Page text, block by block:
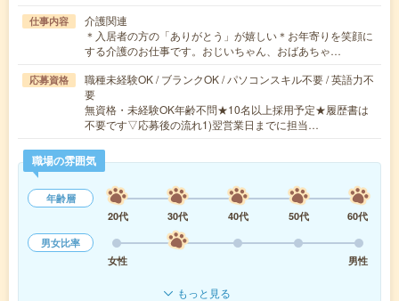
仕事内容
介護関連
＊入居者の方の「ありがとう」が嬉しい＊お年寄りを笑顔に
する介護のお仕事です。おじいちゃん、おばあちゃ…
応募資格
職種未経験OK / ブランクOK / パソコンスキル不要 / 英語力不
要
無資格・未経験OK年齢不問★10名以上採用予定★履歴書は
不要です▽応募後の流れ1)翌営業日までに担当…
職場の雰囲気
年齢層
20代
30代 40代 50代
60代
男女比率
女性
男性
もっと見る